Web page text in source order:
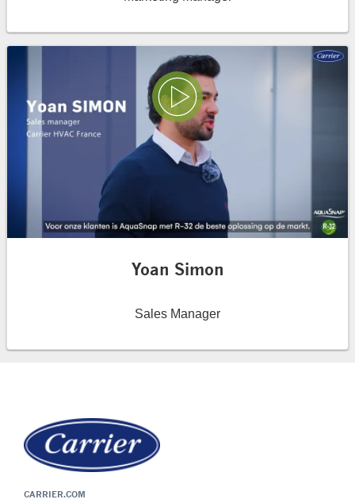
Play Video
Yoan Simon
Sales Manager
CARRIER.COM